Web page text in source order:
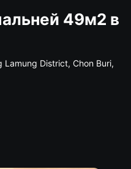
49м2 в
District, Chon Buri,